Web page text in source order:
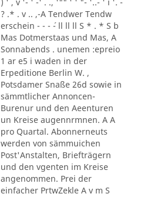
? .* . v .. ,-A Tendwer Tendw
erschein - - - ´- ll ll ll S * . * S b
Mas Dotmerstaas und Mas, A
Sonnabends . unemen :epreio
1 ar e5 i waden in der
Erpeditione Berlin W. ,
Potsdamer Snaße 26d sowie in
sämmtlicher Annoncen-
Burenur und den Aeenturen
un Kreise augennrmnen. A A
pro Quartal. Abonnerneuts
werden von sämmuichen
Post'Anstalten, Briefträgern
und den vgenten im Kreise
angenommen. Prei der
einfacher PrtwZekle A v m S